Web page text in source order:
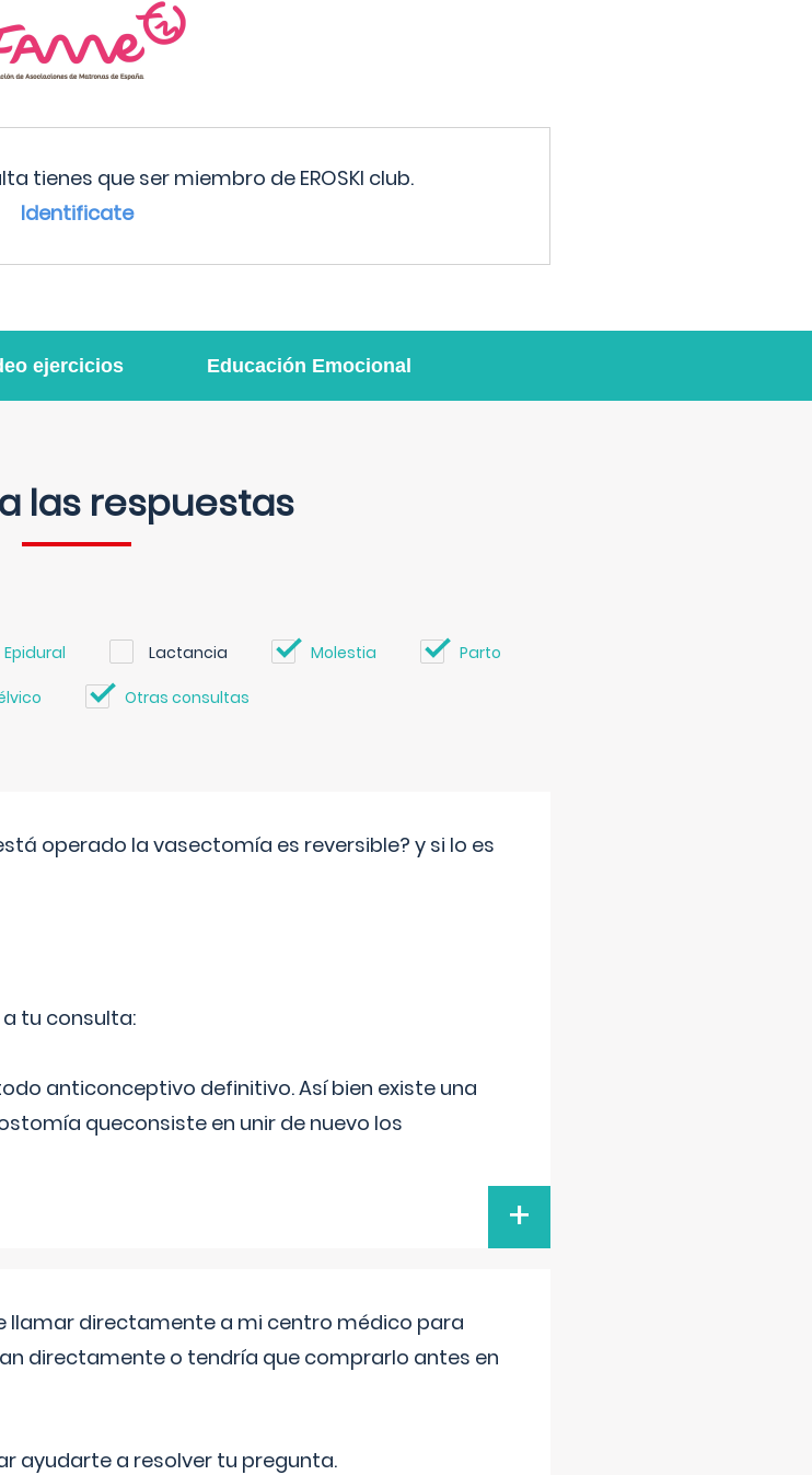
tienes que ser miembro de EROSKI club.
Identificate
ejercicios Educación Emocional
las respuestas
Epidural Lactancia Molestia Parto
Otras consultas
operado la vasectomía es reversible? y si lo es
tu consulta:
anticonceptivo definitivo. Así bien existe una
queconsiste en unir de nuevo los
+
llamar directamente a mi centro médico para
directamente o tendría que comprarlo antes en
ayudarte a resolver tu pregunta.